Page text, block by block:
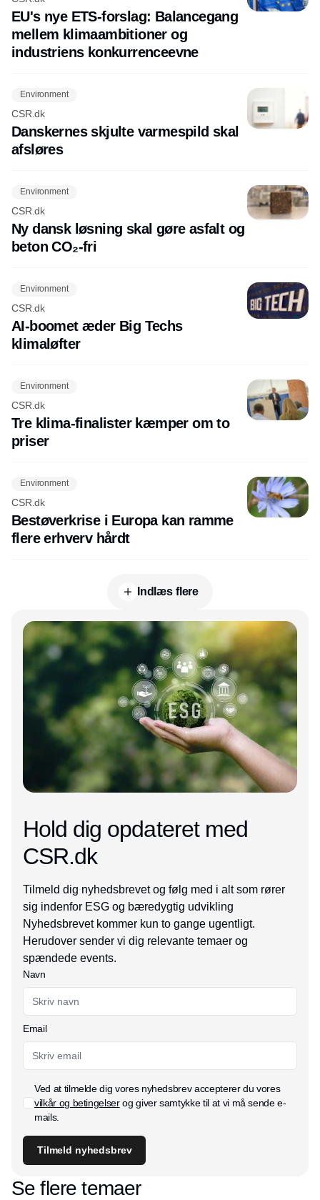
EU's nye ETS-forslag: Balancegang
mellem klimaambitioner og
industriens konkurrenceevne
Environment
CSR.dk
Danskernes skjulte varmespild skal
afsløres
Environment
CSR.dk
Ny dansk løsning skal gøre asfalt og
beton CO₂-fri
Environment
CSR.dk
AI-boomet æder Big Techs
klimaløfter
Environment
CSR.dk
Tre klima-finalister kæmper om to
priser
Environment
CSR.dk
Bestøverkrise i Europa kan ramme
flere erhverv hårdt
Indlæs flere
Annonce
Hold dig opdateret med
CSR.dk
Tilmeld dig nyhedsbrevet og følg med i alt som rører
sig indenfor ESG og bæredygtig udvikling
Nyhedsbrevet kommer kun to gange ugentligt.
Herudover sender vi dig relevante temaer og
spændede events.
Navn
Email
Ved at tilmelde dig vores nyhedsbrev accepterer du vores
vilkår og betingelserog giver samtykke til at vi må sende e-
mails.
Tilmeld nyhedsbrev
Se flere temaer